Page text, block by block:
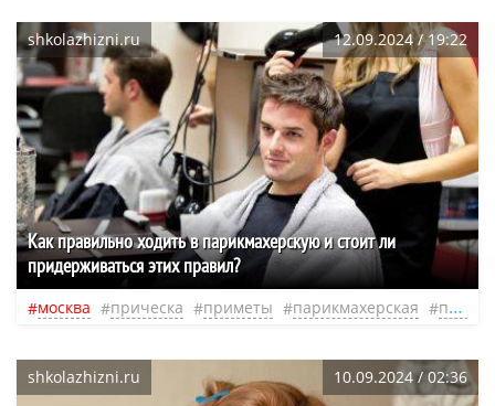
shkolazhizni.ru 12.09.2024 / 19:22
Как правильно ходить в парикмахерскую и стоит ли
придерживаться этих правил?
москва прическа приметы парикмахерская проза
shkolazhizni.ru 10.09.2024 / 02:36